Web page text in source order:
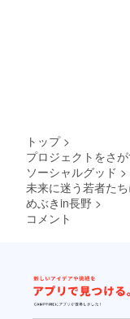
トップ >
プロジェクトをさ
ソーシャルグッド >
未来に迷う若者た
めぶきin長野 >
コメント